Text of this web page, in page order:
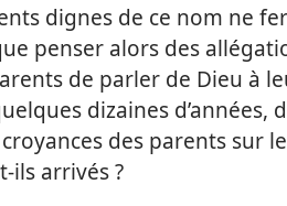
dignes de ce nom ne
penser alors des
de parler de Dieu à
dizaines d’années,
des parents sur
​ils arrivés ?